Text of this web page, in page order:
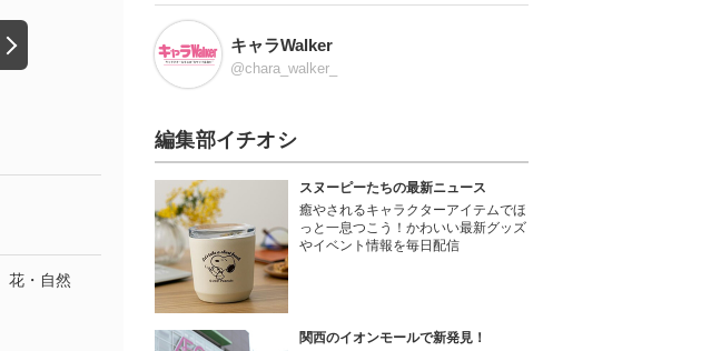
花・自然
キャラWalker
@chara_walker_
編集部イチオシ
スヌーピーたちの最新ニュース
癒やされるキャラクターアイテムでほ
っと一息つこう！かわいい最新グッズ
やイベント情報を毎日配信
関西のイオンモールで新発見！